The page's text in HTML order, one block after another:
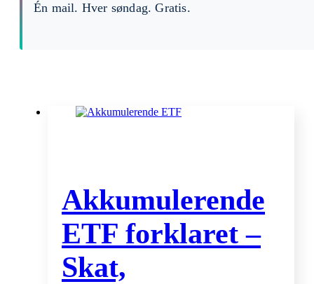
Én mail. Hver søndag. Gratis.
Akkumulerende
ETF forklaret –
Skat,